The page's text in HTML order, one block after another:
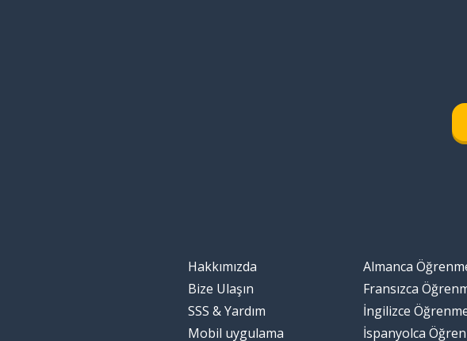
Hakkımızda
Bize Ulaşın
SSS & Yardım
Mobil uygulama
Almanca
Fransızca
İngilizce
İspanyolca